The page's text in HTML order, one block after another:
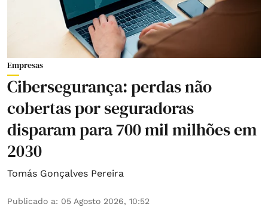
Empresas
Cibersegurança: perdas não
cobertas por seguradoras
disparam para 700 mil milhões em
2030
Tomás Gonçalves Pereira
Publicado a: 05 Agosto 2026, 10:52